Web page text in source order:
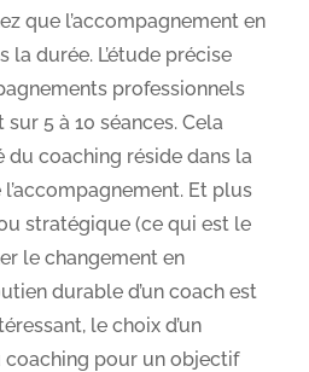
que l’accompagnement en
la durée. L’étude précise
professionnels
sur 5 à 10 séances. Cela
du coaching réside dans la
Et plus
stratégique (ce qui est le
le changement en
durable d’un coach est
le choix d’un
pour un objectif